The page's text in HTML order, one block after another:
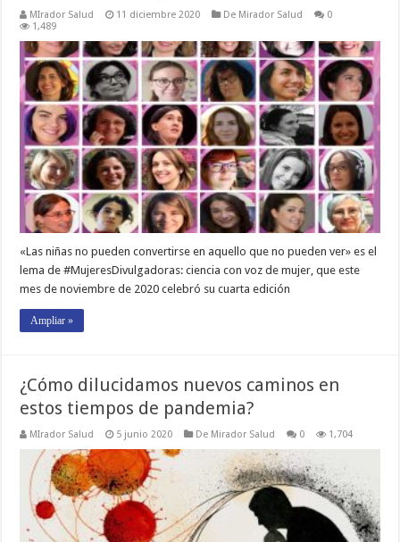
MIrador Salud 11 diciembre 2020 De Mirador Salud
0
1,489
«Las niñas no pueden convertirse en aquello que no pueden ver» es el
lema de #MujeresDivulgadoras: ciencia con voz de mujer, que este
mes de noviembre de 2020 celebró su cuarta edición
Ampliar »
¿Cómo dilucidamos nuevos caminos en
estos tiempos de pandemia?
MIrador Salud 5 junio 2020 De Mirador Salud 0 1,704